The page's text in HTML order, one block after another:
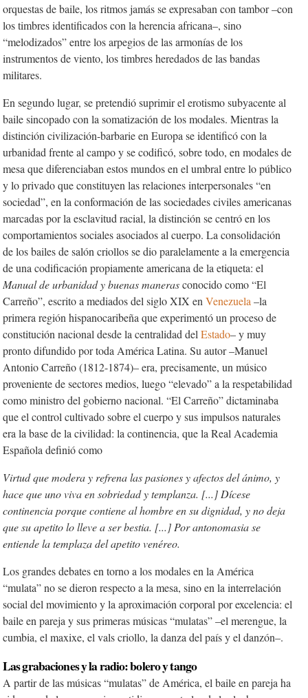
orquestas de baile, los ritmos jamás se expresaban con tambor –con
los timbres identificados con la herencia africana–, sino
“melodizados” entre los arpegios de las armonías de los
instrumentos de viento, los timbres heredados de las bandas
militares.
En segundo lugar, se pretendió suprimir el erotismo subyacente al
baile sincopado con la somatización de los modales. Mientras la
distinción civilización-barbarie en Europa se identificó con la
urbanidad frente al campo y se codificó, sobre todo, en modales de
mesa que diferenciaban estos mundos en el umbral entre lo público
y lo privado que constituyen las relaciones interpersonales “en
sociedad”, en la conformación de las sociedades civiles americanas
marcadas por la esclavitud racial, la distinción se centró en los
comportamientos sociales asociados al cuerpo. La consolidación
de los bailes de salón criollos se dio paralelamente a la emergencia
de una codificación propiamente americana de la etiqueta: el
Manual de urbanidad y buenas manerasconocido como “El
Carreño”, escrito a mediados del siglo XIX en Venezuela –la
primera región hispanocaribeña que experimentó un proceso de
constitución nacional desde la centralidad del Estado– y muy
pronto difundido por toda América Latina. Su autor –Manuel
AntonioCarreño (1812-1874)– era, precisamente, un músico
proveniente de sectores medios, luego “elevado” a la respetabilidad
como ministro del gobierno nacional. “El Carreño” dictaminaba
que el control cultivado sobre el cuerpo y sus impulsos naturales
era la base de la civilidad: la continencia, que la Real Academia
Española definió como
Virtud que modera y refrena las pasiones y afectos del ánimo, y
hace que uno viva en sobriedad y templanza. [...] Dícese
continencia porque contiene al hombre en su dignidad, y no deja
que su apetito lo lleve a ser bestia. [...] Por antonomasia se
entiende la templaza del apetito venéreo.
Los grandes debates en torno a los modales en la América
“mulata” no se dieron respecto a la mesa, sino en la interrelación
social del movimiento y la aproximación corporal por excelencia: el
baile en pareja y sus primeras músicas “mulatas” –el merengue, la
cumbia, el maxixe, el vals criollo, la danza del país y el danzón–.
Las grabaciones y la radio: bolero y tango
A partir de las músicas “mulatas” de América, el baile en pareja ha